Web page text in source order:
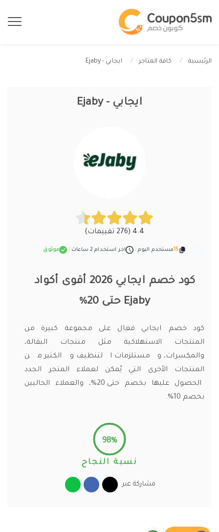
الرئيسية كافة المتاجر ايجابي - Ejaby
ايجابي - Ejaby
4.4 (276 تقييمات)
15مستخدم اليوم اخر استخدام 2 ساعات موثوق
كود خصم ايجابي 2026 أقوى أكواد
Ejaby حتى 20%
كود خصم ايجابي فعال على مجموعة كبيرة من
المنتجات الاستهلاكية مثل منتجات البقالة،
والمكسرات، ومستلزمات التنظيف والكثير من
المنتجات الأخرى التي يُمكن لعملاء المتجر الجدد
الحصول عليها بخصم حتى 20%، والعملاء الحاليين
بخصم 10%.
98%
نسبة النجاح
مشاركة عبر